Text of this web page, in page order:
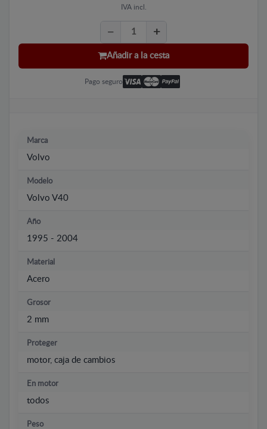
IVA incl.
Añadir a la cesta
Pago seguro
Marca
Volvo
Modelo
Volvo V40
Año
1995 - 2004
Material
Acero
Grosor
2 mm
Proteger
motor, caja de cambios
En motor
todos
Peso